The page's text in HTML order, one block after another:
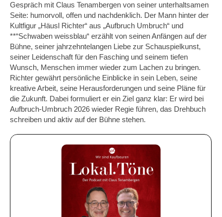
Gespräch mit Claus Tenambergen von seiner unterhaltsamen
Seite: humorvoll, offen und nachdenklich. Der Mann hinter der
Kultfigur „Häusl Richter“ aus „Aufbruch Umbruch“ und
**“Schwaben weissblau“ erzählt von seinen Anfängen auf der
Bühne, seiner jahrzehntelangen Liebe zur Schauspielkunst,
seiner Leidenschaft für den Fasching und seinem tiefen
Wunsch, Menschen immer wieder zum Lachen zu bringen.
Richter gewährt persönliche Einblicke in sein Leben, seine
kreative Arbeit, seine Herausforderungen und seine Pläne für
die Zukunft. Dabei formuliert er ein Ziel ganz klar: Er wird bei
Aufbruch-Umbruch 2026 wieder Regie führen, das Drehbuch
schreiben und aktiv auf der Bühne stehen.